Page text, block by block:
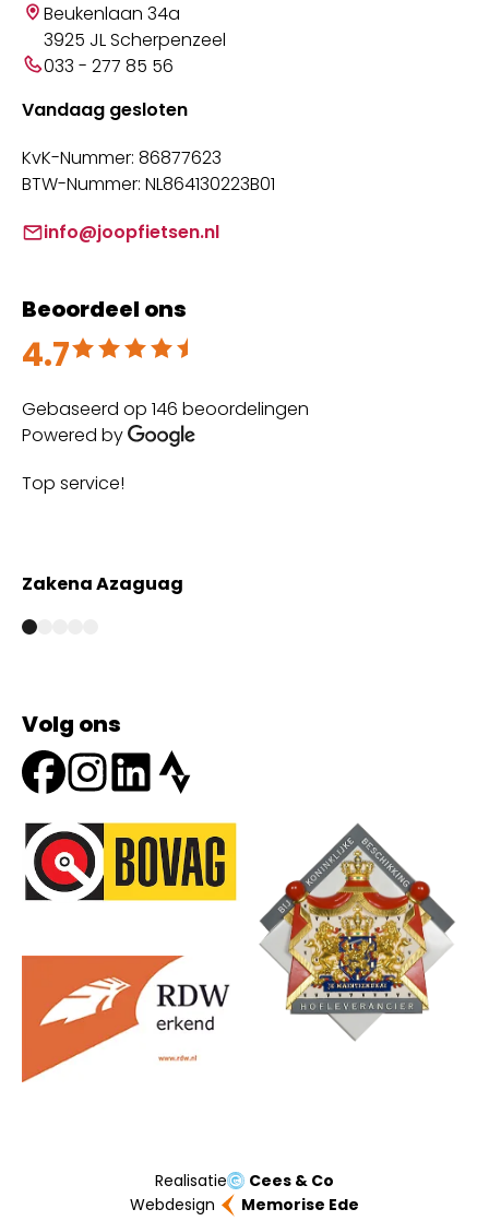
Beukenlaan 34a
3925 JL Scherpenzeel
033 - 277 85 56
Vandaag gesloten
KvK-Nummer: 86877623
BTW-Nummer: NL864130223B01
info@joopfietsen.nl
Beoordeel ons
4.7
Beoordeeld met 4.7 uit 5
Gebaseerd op 146 beoordelingen
Powered by
Top service!
Zakena Azaguag
Volg ons
Onze partners
Realisatie
Cees & Co
Webdesign
Memorise Ede